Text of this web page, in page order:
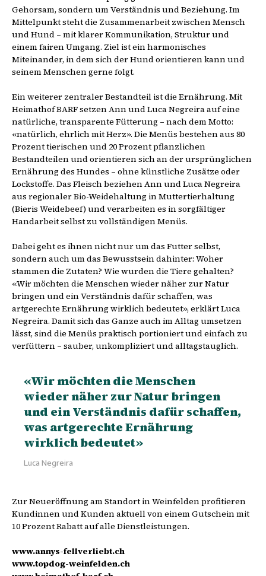
Gehorsam, sondern um Verständnis und Beziehung. Im
Mittelpunkt steht die Zusammenarbeit zwischen Mensch
und Hund – mit klarer Kommunikation, Struktur und
einem fairen Umgang. Ziel ist ein harmonisches
Miteinander, in dem sich der Hund orientieren kann und
seinem Menschen gerne folgt.
Ein weiterer zentraler Bestandteil ist die Ernährung. Mit
Heimathof BARF setzen Ann und Luca Negreira auf eine
natürliche, transparente Fütterung – nach dem Motto:
«natürlich, ehrlich mit Herz». Die Menüs bestehen aus 80
Prozent tierischen und 20 Prozent pflanzlichen
Bestandteilen und orientieren sich an der ursprünglichen
Ernährung des Hundes – ohne künstliche Zusätze oder
Lockstoffe. Das Fleisch beziehen Ann und Luca Negreira
aus regionaler Bio-Weidehaltung in Muttertierhaltung
(Bieris Weidebeef) und verarbeiten es in sorgfältiger
Handarbeit selbst zu vollständigen Menüs.
Dabei geht es ihnen nicht nur um das Futter selbst,
sondern auch um das Bewusstsein dahinter: Woher
stammen die Zutaten? Wie wurden die Tiere gehalten?
«Wir möchten die Menschen wieder näher zur Natur
bringen und ein Verständnis dafür schaffen, was
artgerechte Ernährung wirklich bedeutet», erklärt Luca
Negreira. Damit sich das Ganze auch im Alltag umsetzen
lässt, sind die Menüs praktisch portioniert und einfach zu
verfüttern – sauber, unkompliziert und alltagstauglich.
«Wir möchten die Menschen
wieder näher zur Natur bringen
und ein Verständnis dafür schaffen,
was artgerechte Ernährung
wirklich bedeutet»
Luca Negreira
Zur Neueröffnung am Standort in Weinfelden profitieren
Kundinnen und Kunden aktuell von einem Gutschein mit
10 Prozent Rabatt auf alle Dienstleistungen.
www.annys-fellverliebt.ch
www.topdog-weinfelden.ch